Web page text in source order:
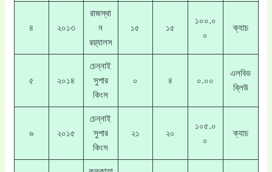
৪ ২০১৩
রাজস্থা
ন
রয়্যালস
১৫ ১৫
১০০.০
০
ক্যাচ
৫ ২০১৪
চেন্নাই
সুপার
কিংস
০ ৪ ০.০০
এলবিড
ব্লিউ
৬ ২০১৫
চেন্নাই
সুপার
কিংস
২১ ২০
১০৫.০
০
ক্যাচ